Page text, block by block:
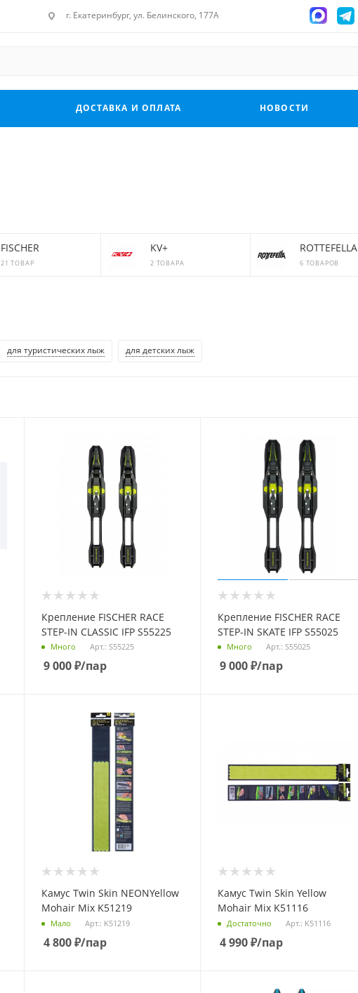
г. Екатеринбург, ул. Белинского, 177А
ДОСТАВКА И ОПЛАТА НОВОСТИ
FISCHER
21 ТОВАР
KV+
2 ТОВАРА
ROTTEFELLA
6 ТОВАРОВ
для туристических лыж для детских лыж
Крепление FISCHER RACE
STEP-IN CLASSIC IFP S55225
Много Арт.: S55225
9 000₽/пар
Крепление FISCHER RACE
STEP-IN SKATE IFP S55025
Много Арт.: S55025
9 000₽/пар
Камус Twin Skin NEONYellow
Mohair Mix K51219
Мало Арт.: K51219
4 800₽/пар
Камус Twin Skin Yellow
Mohair Mix K51116
Достаточно Арт.: K51116
4 990₽/пар